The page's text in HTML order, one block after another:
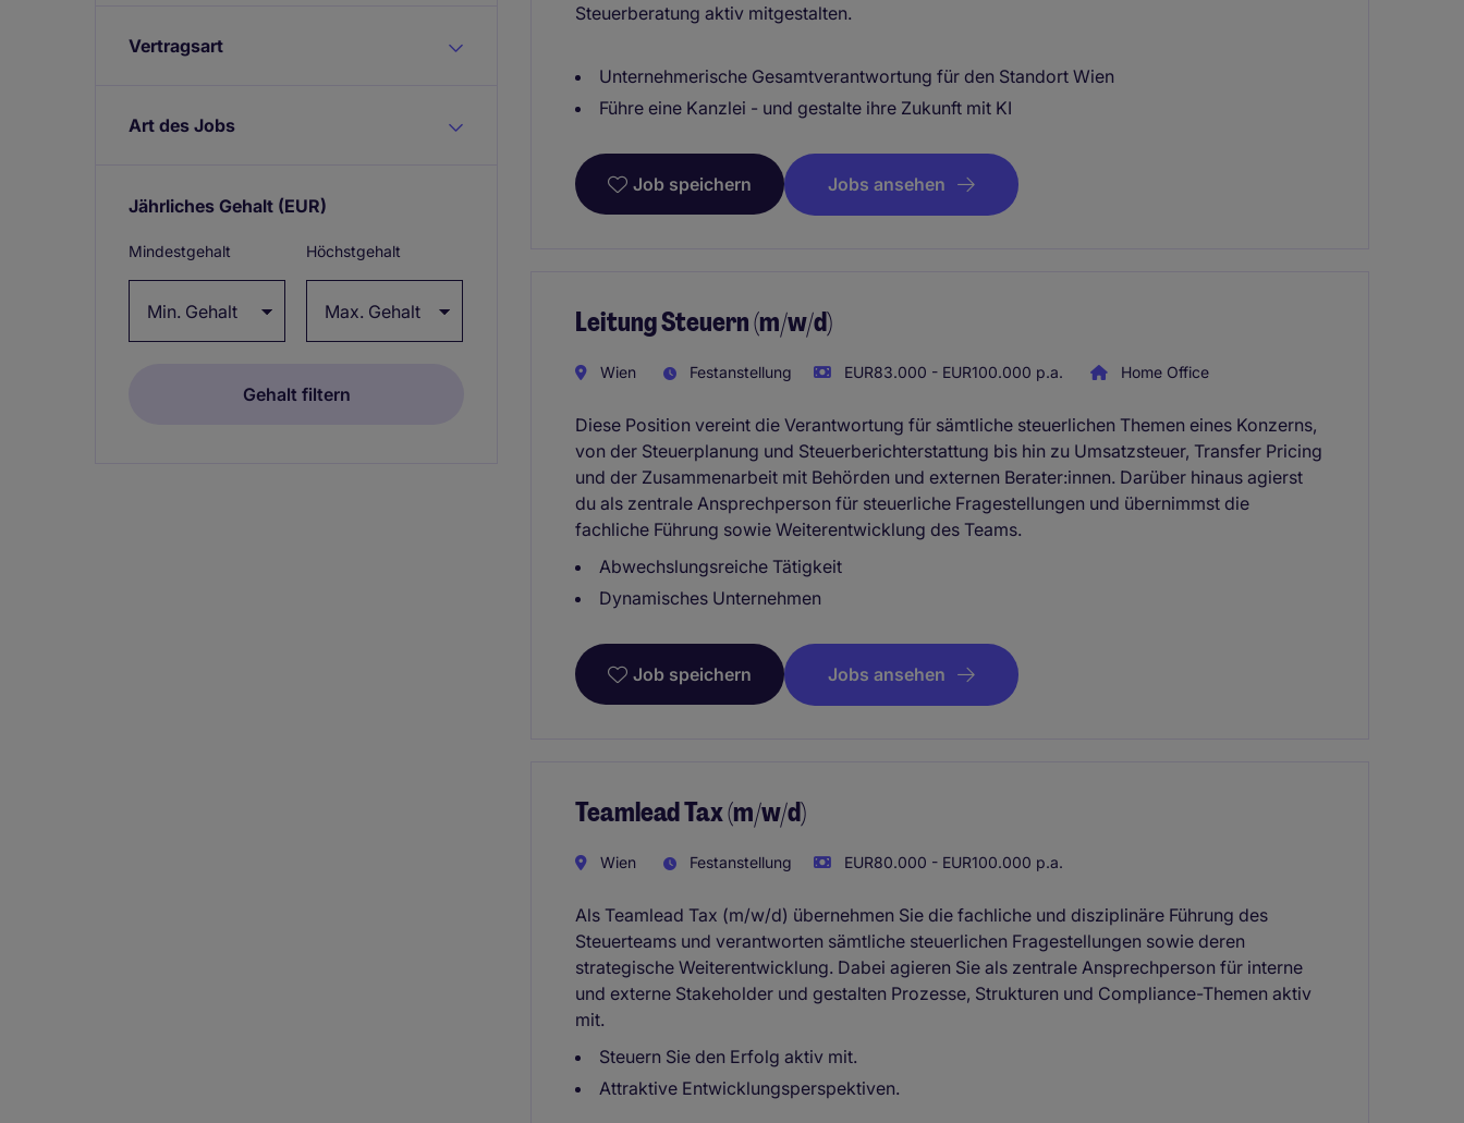
Vertragsart
Art des Jobs
Jährliches Gehalt (EUR)
Mindestgehalt Höchstgehalt
Steuerberatung aktiv mitgestalten.
Unternehmerische Gesamtverantwortung für den Standort Wien
Führe eine Kanzlei - und gestalte ihre Zukunft mit KI
Job speichern Jobs ansehen
Leitung Steuern (m/w/d)
Wien Festanstellung EUR83.000 - EUR100.000 p.a. Home Office
Diese Position vereint die Verantwortung für sämtliche steuerlichen Themen eines Konzerns,
von der Steuerplanung und Steuerberichterstattung bis hin zu Umsatzsteuer, Transfer Pricing
und der Zusammenarbeit mit Behörden und externen Berater:innen. Darüber hinaus agierst
du als zentrale Ansprechperson für steuerliche Fragestellungen und übernimmst die
fachliche Führung sowie Weiterentwicklung des Teams.
Abwechslungsreiche Tätigkeit
Dynamisches Unternehmen
Job speichern Jobs ansehen
Teamlead Tax (m/w/d)
Wien Festanstellung EUR80.000 - EUR100.000 p.a.
Als Teamlead Tax (m/w/d) übernehmen Sie die fachliche und disziplinäre Führung des
Steuerteams und verantworten sämtliche steuerlichen Fragestellungen sowie deren
strategische Weiterentwicklung. Dabei agieren Sie als zentrale Ansprechperson für interne
und externe Stakeholder und gestalten Prozesse, Strukturen und Compliance-Themen aktiv
mit.
Steuern Sie den Erfolg aktiv mit.
Attraktive Entwicklungsperspektiven.